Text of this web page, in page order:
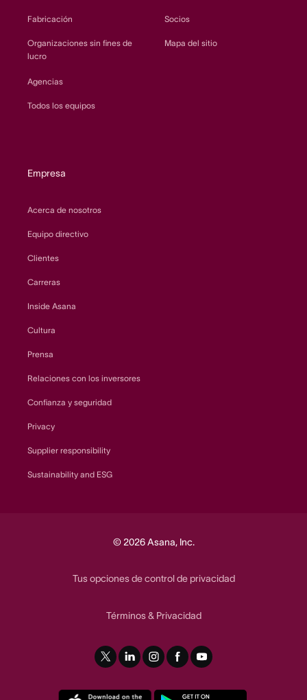
Fabricación
Organizaciones sin fines de
lucro
Agencias
Todos los equipos
Socios
Mapa del sitio
Empresa
Acerca de nosotros
Equipo directivo
Clientes
Carreras
Inside Asana
Cultura
Prensa
Relaciones con los inversores
Confianza y seguridad
Privacy
Supplier responsibility
Sustainability and ESG
© 2026 Asana, Inc.
Tus opciones de control de privacidad
Términos& Privacidad